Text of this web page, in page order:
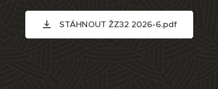
STÁHNOUT ŽZ32 2026-6.pdf